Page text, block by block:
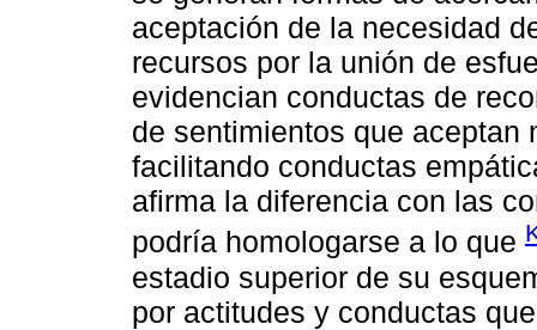
aceptación de la necesidad
recursos por la unión de
evidencian conductas de
de sentimientos que aceptan
facilitando conductas
afirma la diferencia con las
podría homologarse a lo que
estadio superior de su
por actitudes y conductas